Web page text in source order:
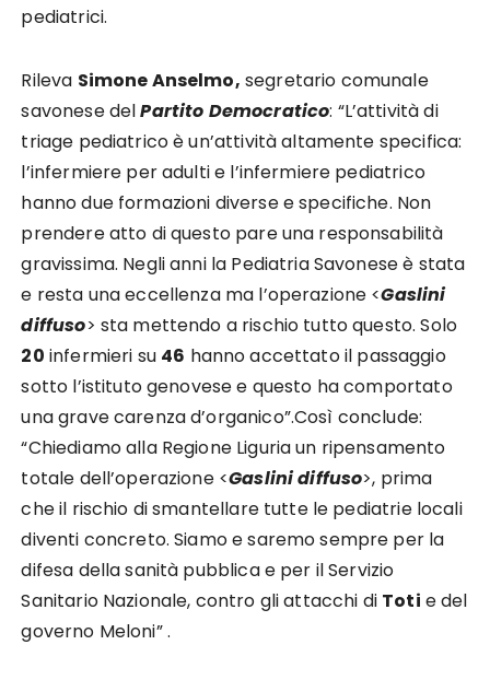
pediatrici.
Rileva Simone Anselmo, segretario comunale
savonese delPartito Democratico: “L’attività di
triage pediatrico è un’attività altamente specifica:
l’infermiere per adulti e l’infermiere pediatrico
hanno due formazioni diverse e specifiche. Non
prendere atto di questo pare una responsabilità
gravissima. Negli anni la Pediatria Savonese è stata
e resta una eccellenza ma l’operazione <Gaslini
diffuso> sta mettendo a rischio tutto questo. Solo
20 infermieri su 46 hanno accettato il passaggio
sotto l’istituto genovese e questo ha comportato
una grave carenza d’organico”.Così conclude:
“Chiediamo alla Regione Liguria un ripensamento
totale dell’operazione <Gaslini diffuso>, prima
che il rischio di smantellare tutte le pediatrie locali
diventi concreto. Siamo e saremo sempre per la
difesa della sanità pubblica e per il Servizio
Sanitario Nazionale, contro gli attacchi di Toti e del
governo Meloni” .